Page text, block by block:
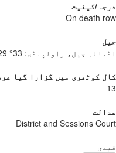
کیفیت
On death
جیل، راولپنڈی:33° 29′ 16″ N, 73° 2′ 25″ E
کوٹھری میں گزارا گیا عرصہ
District and Sessions